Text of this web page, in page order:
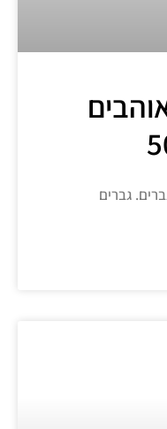
גברים